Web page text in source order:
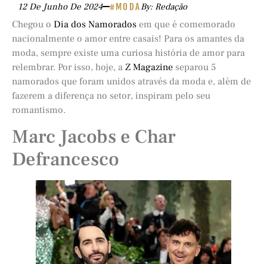
12 De Junho De 2024 #MODABy: Redação
Chegou o Dia dos Namorados em que é comemorado
nacionalmente o amor entre casais! Para os amantes da
moda, sempre existe uma curiosa história de amor para
relembrar. Por isso, hoje, a Z Magazine separou 5
namorados que foram unidos através da moda e, além de
fazerem a diferença no setor, inspiram pelo seu
romantismo.
Marc Jacobs e Char
Defrancesco